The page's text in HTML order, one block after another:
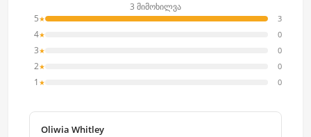
3 მიმოხილვა
5★ 3
4★ 0
3★ 0
2★ 0
1 ★ 0
Oliwia Whitley